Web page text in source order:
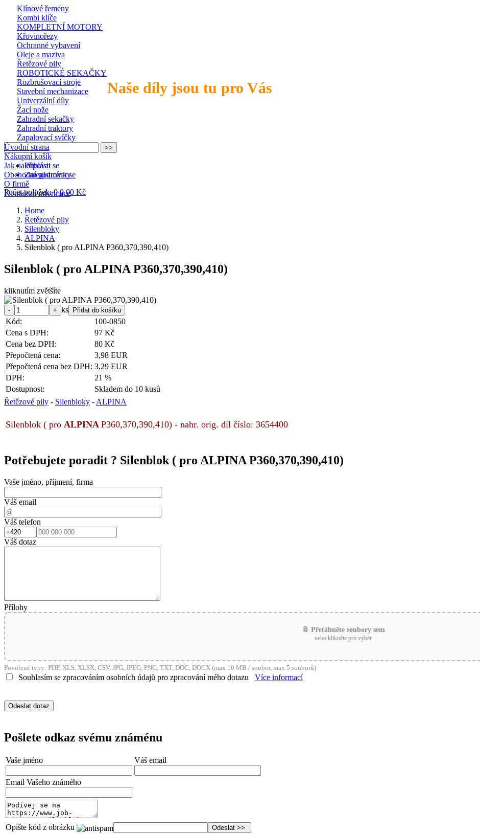
Naše díly jsou tu pro Vás
Klínové řemeny
Kombi klíče
KOMPLETNÍ MOTORY
Křovinořezy
Ochranné vybavení
Oleje a maziva
Řetězové pily
ROBOTICKÉ SEKAČKY
Rozbrušovací stroje
Stavební mechanizace
Univerzální díly
Žací nože
Zahradní sekačky
Zahradní traktory
Zapalovací svíčky
Přihlásit se
Zaregistrovat se
Počet položek: 0 0,00 Kč
Úvodní strana
Nákupní košík
Jak nakupovat
Obchodní podmínky
O firmě
Kontaktní informace
Home
Řetězové pily
Silenbloky
ALPINA
Silenblok ( pro ALPINA P360,370,390,410)
Silenblok ( pro ALPINA P360,370,390,410)
kliknutím zvětšíte
ks
Kód:
100-0850
Cena s DPH:
97 Kč
Cena bez DPH:
80 Kč
Přepočtená cena:
3,98 EUR
Přepočtená cena bez DPH: 3,29 EUR
DPH:
21 %
Dostupnost:
Skladem do 10 kusů
Řetězové pily - Silenbloky - ALPINA
Silenblok ( pro ALPINA P360,370,390,410) - nahr. orig. díl číslo: 3654400
Potřebujete poradit ? Silenblok ( pro ALPINA P360,370,390,410)
Vaše jméno, příjmení, firma
Váš email
Váš telefon
Váš dotaz
Přílohy
📎 Přetáhněte soubory sem
nebo klikněte pro výběr
Povolené typy: PDF, XLS, XLSX, CSV, JPG, JPEG, PNG, TXT, DOC, DOCX (max 10 MB / soubor, max 5 souborů)
Souhlasím se zpracováním osobních údajů pro zpracování mého dotazu Více informací
Pošlete odkaz svému známénu
Vaše jméno Váš email
Email Vašeho známého
Opište kód z obrázku